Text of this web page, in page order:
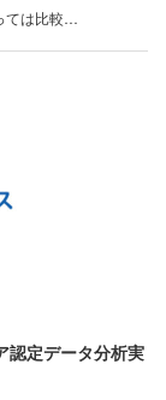
ては比較…
認定データ分析実